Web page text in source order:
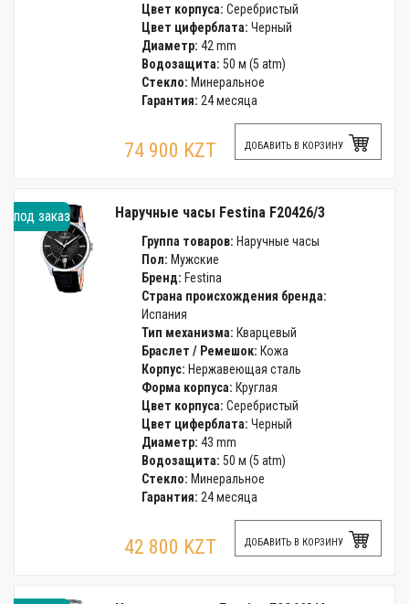
Цвет корпуса: Серебристый
Цвет циферблата: Черный
Диаметр: 42 mm
Водозащита: 50 м (5 atm)
Стекло: Минеральное
Гарантия: 24 месяца
74 900 KZT ДОБАВИТЬ В КОРЗИНУ
под заказ Наручные часы Festina F20426/3
Группа товаров: Наручные часы
Пол: Мужские
Бренд: Festina
Страна происхождения бренда:
Испания
Тип механизма: Кварцевый
Браслет / Ремешок: Кожа
Корпус: Нержавеющая сталь
Форма корпуса: Круглая
Цвет корпуса: Серебристый
Цвет циферблата: Черный
Диаметр: 43 mm
Водозащита: 50 м (5 atm)
Стекло: Минеральное
Гарантия: 24 месяца
42 800 KZT ДОБАВИТЬ В КОРЗИНУ